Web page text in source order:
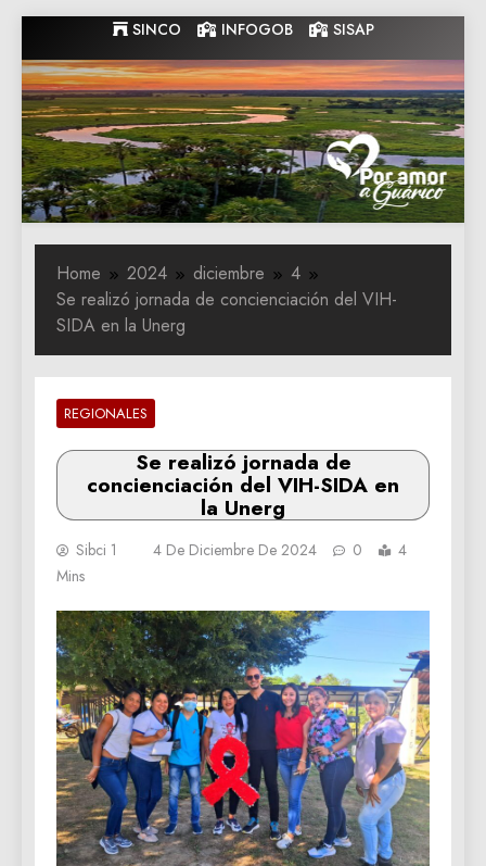
to
content
SINCO INFOGOB SISAP
Gobernacion
de Guarico
Gobernacion de Guarico
Home 2024 diciembre
4
Se realizó jornada de concienciación del VIH-
SIDA en la Unerg
REGIONALES
Se realizó jornada de
concienciación del VIH-SIDA en
la Unerg
Sibci 1 4 De Diciembre De 2024 0
4
Mins